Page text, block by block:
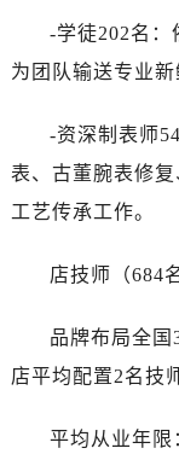
-学徒202名：
为团队输送专业
-资深制表师
表、古董腕表修
工艺传承工作。
店技师（684
品牌布局全国
店平均配置2名技
平均从业年限